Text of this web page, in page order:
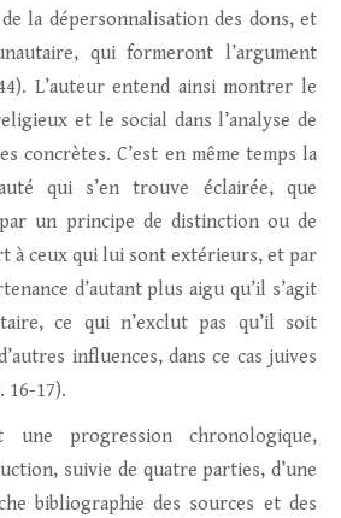
la dépersonnalisation des dons, et
qui formeront l’argument
L’auteur entend ainsi montrer le
et le social dans l’analyse de
concrètes. C’est en même temps la
qui s’en trouve éclairée, que
un principe de distinction ou de
à ceux qui lui sont extérieurs, et par
d’autant plus aigu qu’il s’agit
ce qui n’exclut pas qu’il soit
influences, dans ce cas juives
16-17).
une progression chronologique,
suivie de quatre parties, d’une
bibliographie des sources et des